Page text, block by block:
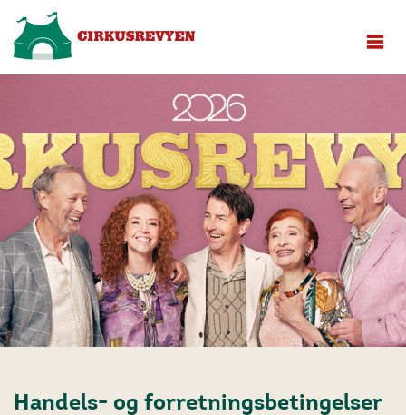
Handels- og forretningsbetingelser